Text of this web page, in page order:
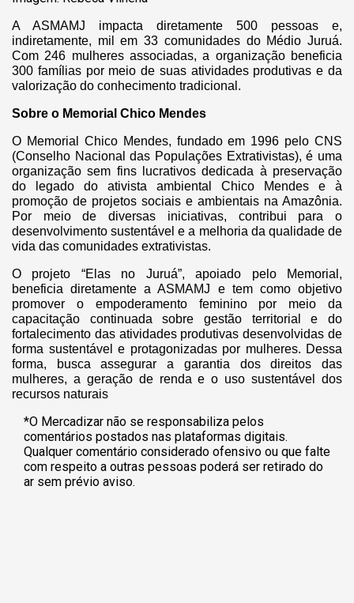
A ASMAMJ impacta diretamente 500 pessoas e,
indiretamente, mil em 33 comunidades do Médio Juruá.
Com 246 mulheres associadas, a organização beneficia
300 famílias por meio de suas atividades produtivas e da
valorização do conhecimento tradicional.
Sobre o Memorial Chico Mendes
O Memorial Chico Mendes, fundado em 1996 pelo CNS
(Conselho Nacional das Populações Extrativistas), é uma
organização sem fins lucrativos dedicada à preservação
do legado do ativista ambiental Chico Mendes e à
promoção de projetos sociais e ambientais na Amazônia.
Por meio de diversas iniciativas, contribui para o
desenvolvimento sustentável e a melhoria da qualidade de
vida das comunidades extrativistas.
O projeto “Elas no Juruá”, apoiado pelo Memorial,
beneficia diretamente a ASMAMJ e tem como objetivo
promover o empoderamento feminino por meio da
capacitação continuada sobre gestão territorial e do
fortalecimento das atividades produtivas desenvolvidas de
forma sustentável e protagonizadas por mulheres. Dessa
forma, busca assegurar a garantia dos direitos das
mulheres, a geração de renda e o uso sustentável dos
recursos naturais
*O Mercadizar não se responsabiliza pelos
comentários postados nas plataformas digitais.
Qualquer comentário considerado ofensivo ou que falte
com respeito a outras pessoas poderá ser retirado do
ar sem prévio aviso.